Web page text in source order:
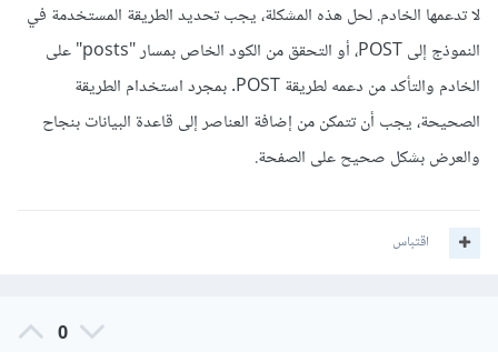
لا تدعمها الخادم. لحل هذه المشكلة، يجب تحديد الطريقة المستخدمة في
النموذج إلى POST، أو التحقق من الكود الخاص بمسار "posts" على
الخادم والتأكد من دعمه لطريقة POST. بمجرد استخدام الطريقة
الصحيحة، يجب أن تتمكن من إضافة العناصر إلى قاعدة البيانات بنجاح
والعرض بشكل صحيح على الصفحة.
اقتباس
0